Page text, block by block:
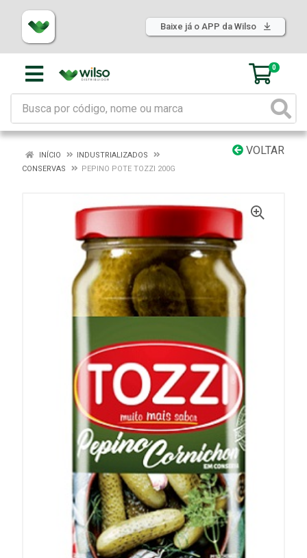
Baixe já o APP da Wilso
0
VOLTAR
INÍCIO
INDUSTRIALIZADOS
CONSERVAS
PEPINO POTE TOZZI 200G